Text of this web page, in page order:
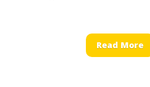
Read More